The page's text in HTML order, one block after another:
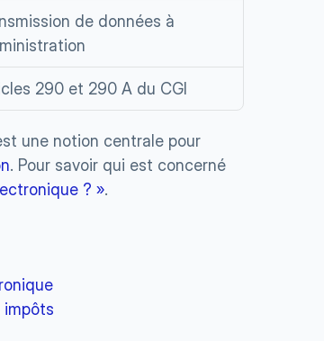
de données à
290 et 290 A du CGI
une notion centrale pour
. Pour savoir qui est concerné
? ».